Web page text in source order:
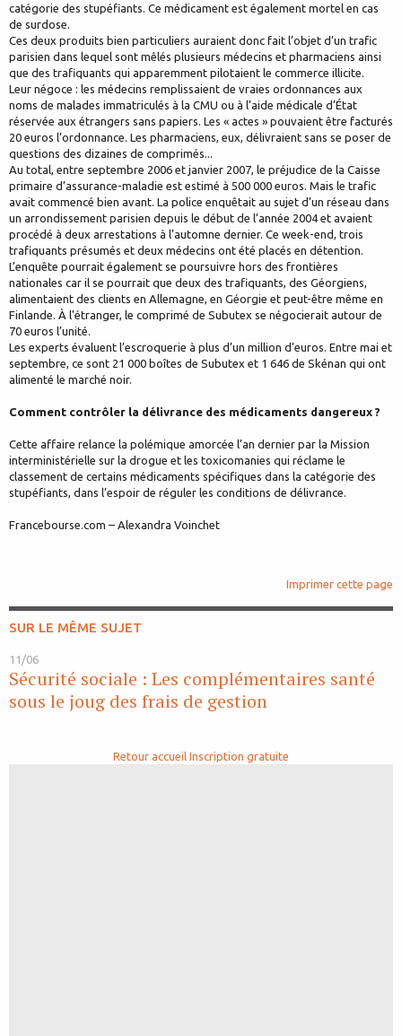
catégorie des stupéfiants. Ce médicament est également mortel en cas
de surdose.
Ces deux produits bien particuliers auraient donc fait l’objet d’un trafic
parisien dans lequel sont mêlés plusieurs médecins et pharmaciens ainsi
que des trafiquants qui apparemment pilotaient le commerce illicite.
Leur négoce : les médecins remplissaient de vraies ordonnances aux
noms de malades immatriculés à la CMU ou à l’aide médicale d’État
réservée aux étrangers sans papiers. Les « actes » pouvaient être facturés
20 euros l’ordonnance. Les pharmaciens, eux, délivraient sans se poser de
questions des dizaines de comprimés...
Au total, entre septembre 2006 et janvier 2007, le préjudice de la Caisse
primaire d’assurance-maladie est estimé à 500 000 euros. Mais le trafic
avait commencé bien avant. La police enquêtait au sujet d’un réseau dans
un arrondissement parisien depuis le début de l’année 2004 et avaient
procédé à deux arrestations à l’automne dernier. Ce week-end, trois
trafiquants présumés et deux médecins ont été placés en détention.
L’enquête pourrait également se poursuivre hors des frontières
nationales car il se pourrait que deux des trafiquants, des Géorgiens,
alimentaient des clients en Allemagne, en Géorgie et peut-être même en
Finlande. À l'étranger, le comprimé de Subutex se négocierait autour de
70 euros l’unité.
Les experts évaluent l’escroquerie à plus d’un million d’euros. Entre mai et
septembre, ce sont 21 000 boîtes de Subutex et 1 646 de Skénan qui ont
alimenté le marché noir.
Comment contrôler la délivrance des médicaments dangereux ?
Cette affaire relance la polémique amorcée l’an dernier par la Mission
interministérielle sur la drogue et les toxicomanies qui réclame le
classement de certains médicaments spécifiques dans la catégorie des
stupéfiants, dans l’espoir de réguler les conditions de délivrance.
Francebourse.com – Alexandra Voinchet
Imprimer cette page
SUR LE MÊME SUJET
11/06
Sécurité sociale : Les complémentaires santé
sous le joug des frais de gestion
Retour accueil Inscription gratuite